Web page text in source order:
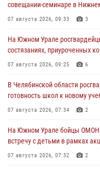
совещании-семинаре в
07 августа 2026, 09:33 3
На Южном Урале
состязаниях, приуроченных
07 августа 2026, 09:25 6
В Челябинской области
готовность школ к новому
07 августа 2026, 07:34 2
На Южном Урале бойцы ОМОН
встречу с детьми в рамках
07 августа 2026, 07:32 2